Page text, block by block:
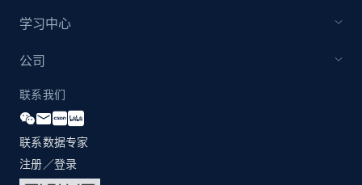
1.2K+
Best Buy products
URL, Product id, Title, Images, Final price,
Currency, Discount, Initial price, and more.
学习中心
公司
联系我们
联系数据专家
注册／登录